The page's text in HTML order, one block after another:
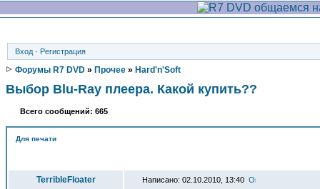
Вход · Регистрация
Форумы R7 DVD » Прочее » Hard'n'Soft
Выбор Blu-Ray плеера. Какой купить??
Всего сообщений: 665
Для печати
TerribleFloater Написано: 02.10.2010, 13:40